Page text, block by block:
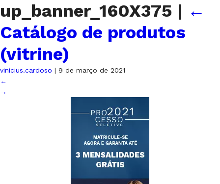
up_banner_160X375 | ←
Catálogo de produtos
(vitrine)
vinicius.cardoso | 9 de março de 2021
←
→